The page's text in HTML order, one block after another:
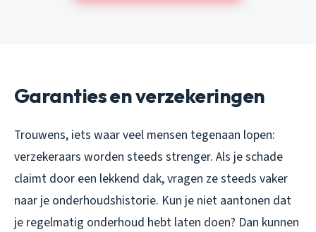
Garanties en verzekeringen
Trouwens, iets waar veel mensen tegenaan lopen:
verzekeraars worden steeds strenger. Als je schade
claimt door een lekkend dak, vragen ze steeds vaker
naar je onderhoudshistorie. Kun je niet aantonen dat
je regelmatig onderhoud hebt laten doen? Dan kunnen